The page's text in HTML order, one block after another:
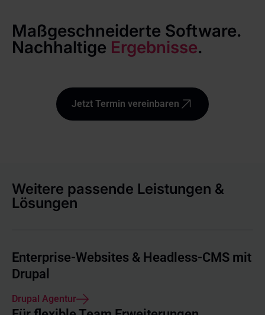
Maßgeschneiderte Software.
Nachhaltige Ergebnisse.
Jetzt Termin vereinbaren
Weitere passende Leistungen &
Lösungen
Enterprise-Websites & Headless-CMS mit
Drupal
Drupal Agentur